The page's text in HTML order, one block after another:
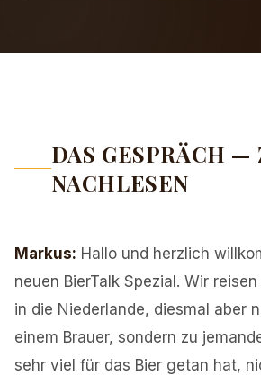
DAS GESPRÄCH —
NACHLESEN
Markus: Hallo und herzlich
neuen BierTalk Spezial. Wir
in die Niederlande, diesmal aber
einem Brauer, sondern zu
sehr viel für das Bier getan hat,